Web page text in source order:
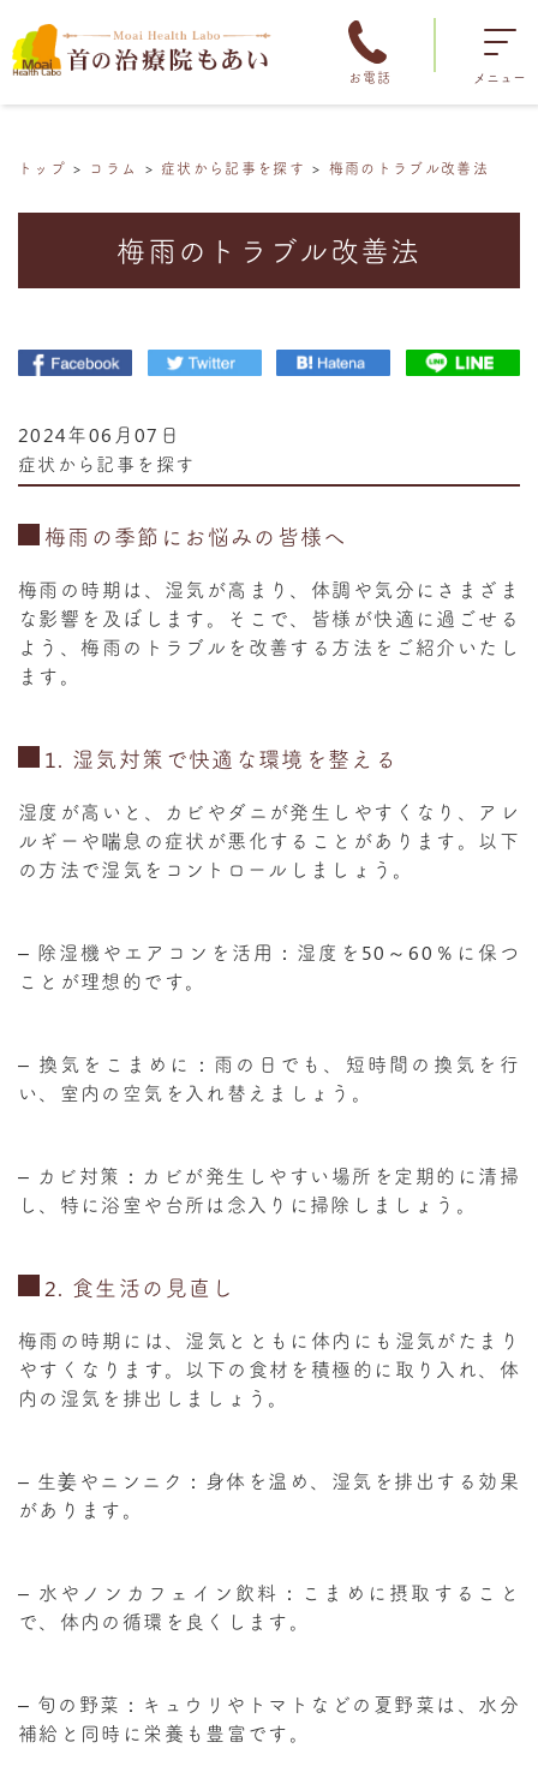
お電話 メニュー
トップ コラム 症状から記事を探す 梅雨のトラブル改善法
梅雨のトラブル改善法
2024年06月07日
症状から記事を探す
梅雨の季節にお悩みの皆様へ
梅雨の時期は、湿気が高まり、体調や気分にさまざま
な影響を及ぼします。そこで、皆様が快適に過ごせる
よう、梅雨のトラブルを改善する方法をご紹介いたし
ます。
1. 湿気対策で快適な環境を整える
湿度が高いと、カビやダニが発生しやすくなり、アレ
ルギーや喘息の症状が悪化することがあります。以下
の方法で湿気をコントロールしましょう。
– 除湿機やエアコンを活用 ：湿度を 50 ～60 ％に保つ
ことが理想的です。
– 換気をこまめに ：雨の日でも、短時間の換気を行
い、室内の空気を入れ替えましょう。
– カビ対策 ：カビが発生しやすい場所を定期的に清掃
し、特に浴室や台所は念入りに掃除しましょう。
2. 食生活の見直し
梅雨の時期には、湿気とともに体内にも湿気がたまり
やすくなります。以下の食材を積極的に取り入れ、体
内の湿気を排出しましょう。
– 生姜やニンニク ：身体を温め、湿気を排出する効果
があります。
– 水やノンカフェイン飲料 ：こまめに摂取すること
で、体内の循環を良くします。
– 旬の野菜 ：キュウリやトマトなどの夏野菜は、水分
補給と同時に栄養も豊富です。